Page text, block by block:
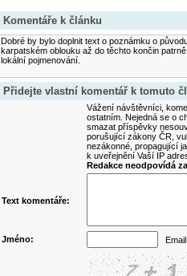
Komentáře k článku
Dobré by bylo doplnit text o poznámku o
karpatském oblouku až do těchto končin
lokální pojmenování.
Přidejte vlastní komentář k tomuto
Vážení návštěvníci,
ostatním. Nejedná se o
smazat příspěvky
porušující zákony ČR,
nezákonné, propagující
k uveřejnění Vaší IP
Redakce neodpovídá
Text komentáře:
Jméno: Email